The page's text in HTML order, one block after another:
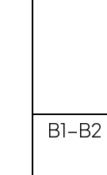
B1-B2